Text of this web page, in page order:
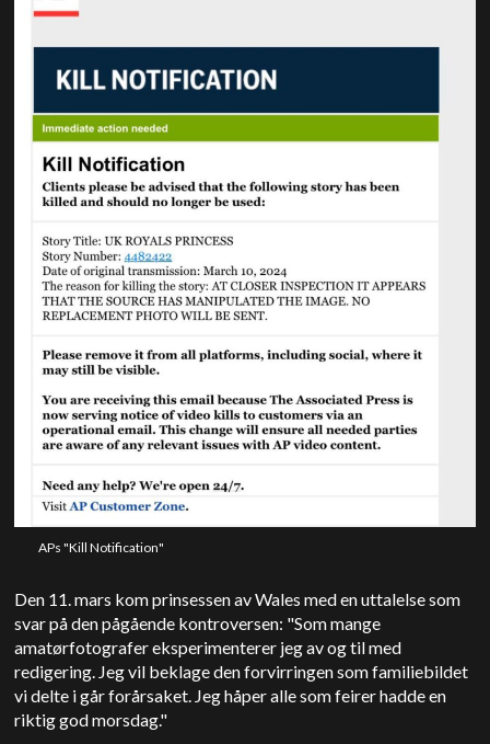
APs "Kill Notification"
Den 11. mars kom prinsessen av Wales med en uttalelse som
svar på den pågående kontroversen: "Som mange
amatørfotografer eksperimenterer jeg av og til med
redigering. Jeg vil beklage den forvirringen som familiebildet
vi delte i går forårsaket. Jeg håper alle som feirer hadde en
riktig god morsdag."